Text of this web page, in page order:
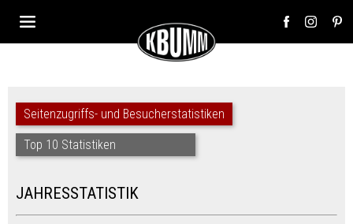
Seitenzugriffs- und Besucherstatistiken
Top 10 Statistiken
JAHRESSTATISTIK